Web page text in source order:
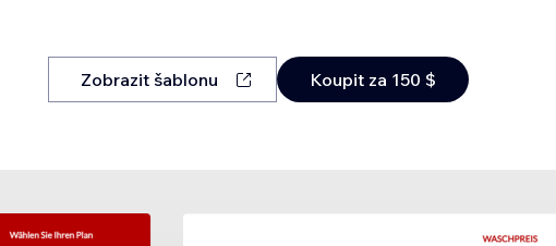
Zobrazit šablonu Koupit za 150 $